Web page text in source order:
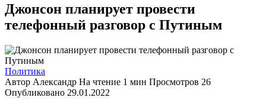
Джонсон планирует провести
телефонный разговор с Путиным
Политика
Автор Александр На чтение 1 мин Просмотров 26
Опубликовано 29.01.2022